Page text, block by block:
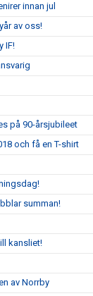
innan jul
av oss!
IF!
på 90-årsjubileet
och få en T-shirt
summan!
kansliet!
av Norrby